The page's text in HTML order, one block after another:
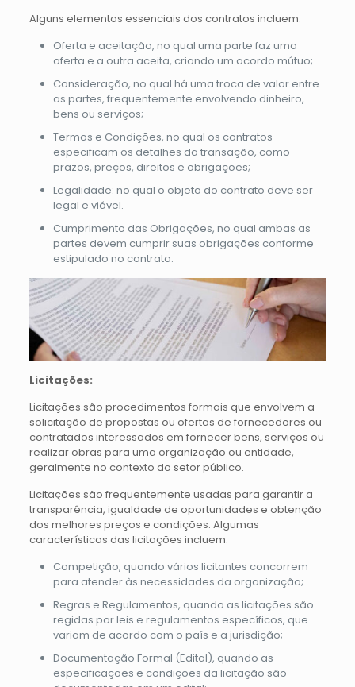
Alguns elementos essenciais dos contratos incluem:
Oferta e aceitação, no qual uma parte faz uma
oferta e a outra aceita, criando um acordo mútuo;
Consideração, no qual há uma troca de valor entre
as partes, frequentemente envolvendo dinheiro,
bens ou serviços;
Termos e Condições, no qual os contratos
especificam os detalhes da transação, como
prazos, preços, direitos e obrigações;
Legalidade: no qual o objeto do contrato deve ser
legal e viável.
Cumprimento das Obrigações, no qual ambas as
partes devem cumprir suas obrigações conforme
estipulado no contrato.
Licitações:
Licitações são procedimentos formais que envolvem a
solicitação de propostas ou ofertas de fornecedores ou
contratados interessados em fornecer bens, serviços ou
realizar obras para uma organização ou entidade,
geralmente no contexto do setor público.
Licitações são frequentemente usadas para garantir a
transparência, igualdade de oportunidades e obtenção
dos melhores preços e condições. Algumas
características das licitações incluem:
Competição, quando vários licitantes concorrem
para atender às necessidades da organização;
Regras e Regulamentos, quando as licitações são
regidas por leis e regulamentos específicos, que
variam de acordo com o país e a jurisdição;
Documentação Formal (Edital), quando as
especificações e condições da licitação são